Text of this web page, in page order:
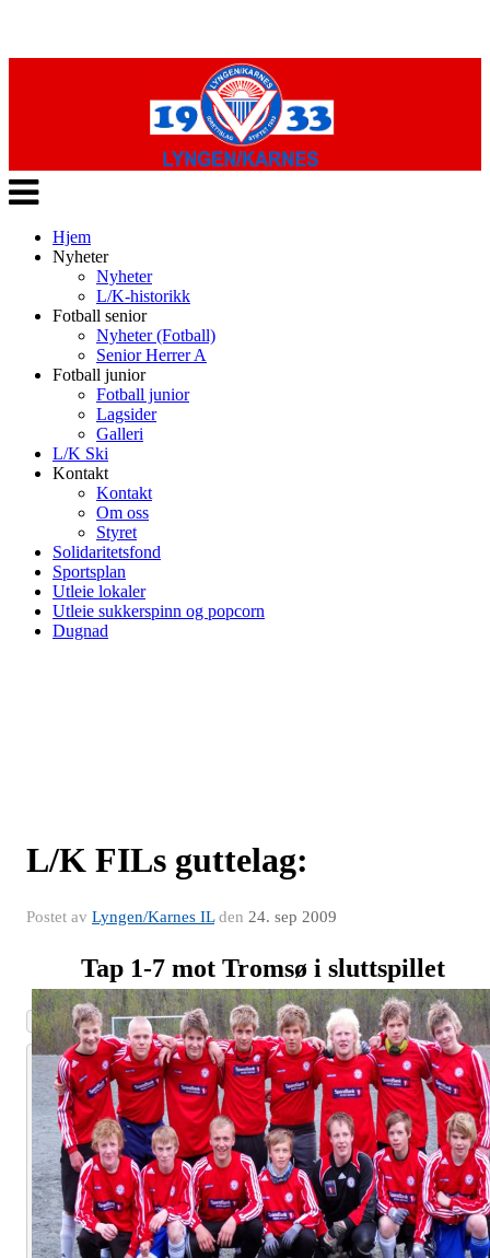
Veksle
navigasjon
Hjem
Nyheter
Nyheter
L/K-historikk
Fotball senior
Nyheter (Fotball)
Senior Herrer A
Fotball junior
Fotball junior
Lagsider
Galleri
L/K Ski
Kontakt
Kontakt
Om oss
Styret
Solidaritetsfond
Sportsplan
Utleie lokaler
Utleie sukkerspinn og popcorn
Dugnad
L/K FILs guttelag:
Postet av Lyngen/Karnes ILden 24. sep 2009
Tap 1-7 mot Tromsø i sluttspillet